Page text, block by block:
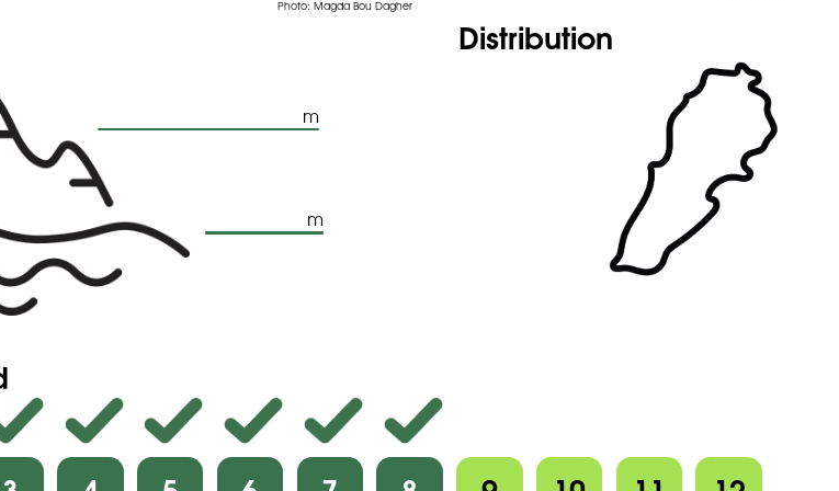
étroites-elliptiques, à marge plus ou
1-2 dents légères au maximum de
pubescentes ou pubérulentes,
à 5-40(-50) fleurs, parfois
1-4 cm.
de long, étalés-dressés, égalant
3-4 mm. de long à la
subspatulés-oblongs, parfois très
ou glabres.
de diamètre, 2-3 fois plus longue
dépassant le calice, 4-5 mm. de
ou suborbiculaire, plus en coin
échancrée au sommet,
0,05-0,2 mm. de long) ou glabre.
Photo: Magda Bou Dagher
m
m
Distribution